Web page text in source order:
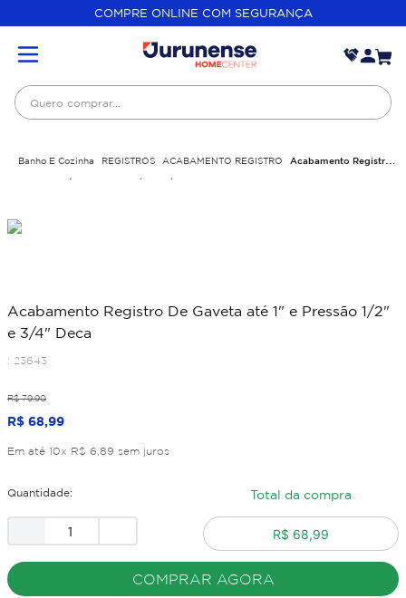
COMPRE ONLINE COM SEGURANÇA
Quero comprar...
Banho E Cozinha REGISTROS ACABAMENTO REGISTRO Acabamento Registro
De Gaveta até 1" e Pressão 1/2" e 3/4" Deca
Acabamento Registro De Gaveta até 1" e Pressão 1/2"
e 3/4" Deca
: 23643
R$ 79,90
R$ 68,99
Em até 10x R$ 6 89 sem juros
Quantidade: Total da compra
R$ 68,99
COMPRAR AGORA